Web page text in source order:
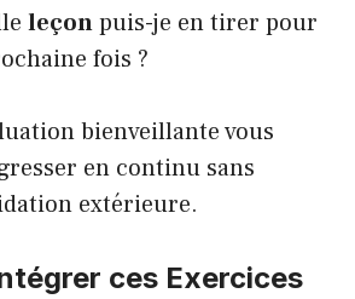
leçonpuis-je en tirer pour
fois ?
bienveillante vous
en continu sans
extérieure.
ces Exercices